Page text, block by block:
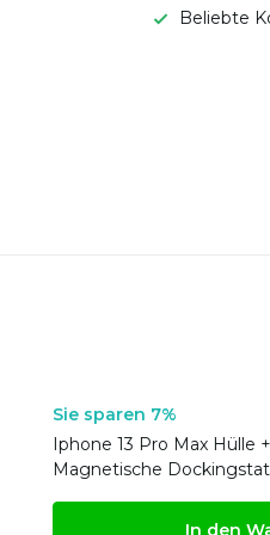
Beliebte
Sie sparen 7%
Iphone 13 Pro Max Hülle
Magnetische
In den